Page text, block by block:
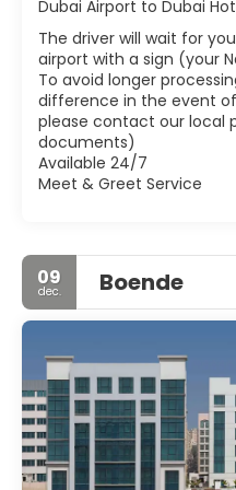
är rättvist att säga att
platserna i världen.
Dubai Airport to Dubai
The driver will wait for
airport with a sign (your
To avoid longer
difference in the event
please contact our local
documents)
Available 24/7
Meet & Greet Service
09
dec. Boende